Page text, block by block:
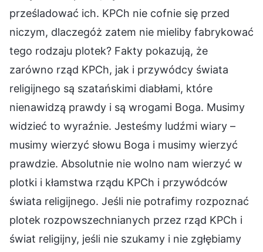
prześladować ich. KPCh nie cofnie się przed
niczym, dlaczegóż zatem nie mieliby fabrykować
tego rodzaju plotek? Fakty pokazują, że
zarówno rząd KPCh, jak i przywódcy świata
religijnego są szatańskimi diabłami, które
nienawidzą prawdy i są wrogami Boga. Musimy
widzieć to wyraźnie. Jesteśmy ludźmi wiary –
musimy wierzyć słowu Boga i musimy wierzyć
prawdzie. Absolutnie nie wolno nam wierzyć w
plotki i kłamstwa rządu KPCh i przywódców
świata religijnego. Jeśli nie potrafimy rozpoznać
plotek rozpowszechnianych przez rząd KPCh i
świat religijny, jeśli nie szukamy i nie zgłębiamy